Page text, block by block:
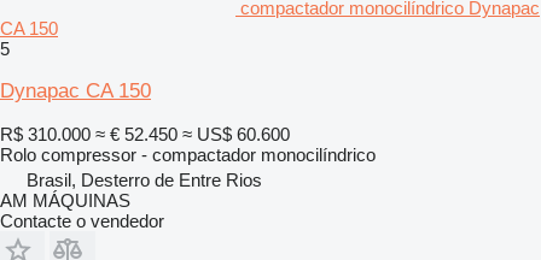
compactador monocilíndrico Dynapac
CA 150
5
Dynapac CA 150
R$ 310.000 ≈ € 52.450 ≈ US$ 60.600
Rolo compressor - compactador monocilíndrico
Brasil, Desterro de Entre Rios
AM MÁQUINAS
Contacte o vendedor